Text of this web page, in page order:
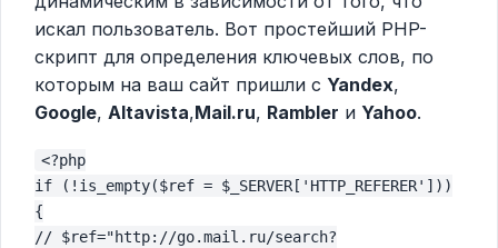
искал пользователь. Вот простейший PHP-
скрипт для определения ключевых слов, по
которым на ваш сайт пришли с Yandex,
Google, Altavista,Mail.ru, Rambler и Yahoo.
<?php
if (!is_empty($ref = $_SERVER['HTTP_REFERER']))
{
// $ref="http://go.mail.ru/search?